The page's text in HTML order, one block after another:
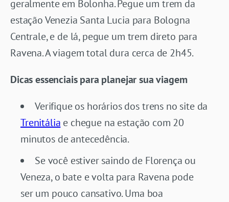
geralmente em Bolonha. Pegue um trem da
estação Venezia Santa Lucia para Bologna
Centrale, e de lá, pegue um trem direto para
Ravena. A viagem total dura cerca de 2h45.
Dicas essenciais para planejar sua viagem
Verifique os horários dos trens no site da
Trenitália e chegue na estação com 20
minutos de antecedência.
Se você estiver saindo de Florença ou
Veneza, o bate e volta para Ravena pode
ser um pouco cansativo. Uma boa